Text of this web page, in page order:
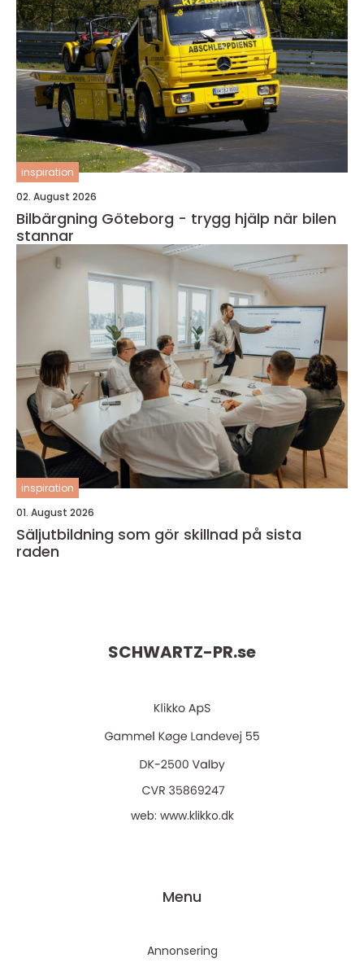
inspiration
02. August 2026
Bilbärgning Göteborg - trygg hjälp när bilen
stannar
inspiration
01. August 2026
Säljutbildning som gör skillnad på sista
raden
SCHWARTZ-PR.se
web: www.klikko.dk
Menu
Annonsering